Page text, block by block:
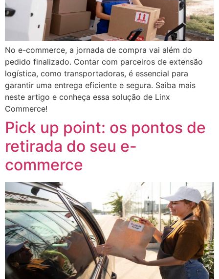
No e-commerce, a jornada de compra vai além do
pedido finalizado. Contar com parceiros de extensão
logística, como transportadoras, é essencial para
garantir uma entrega eficiente e segura. Saiba mais
neste artigo e conheça essa solução de Linx
Commerce!
Pick up point: os pontos de
retirada do seu e-
commerce